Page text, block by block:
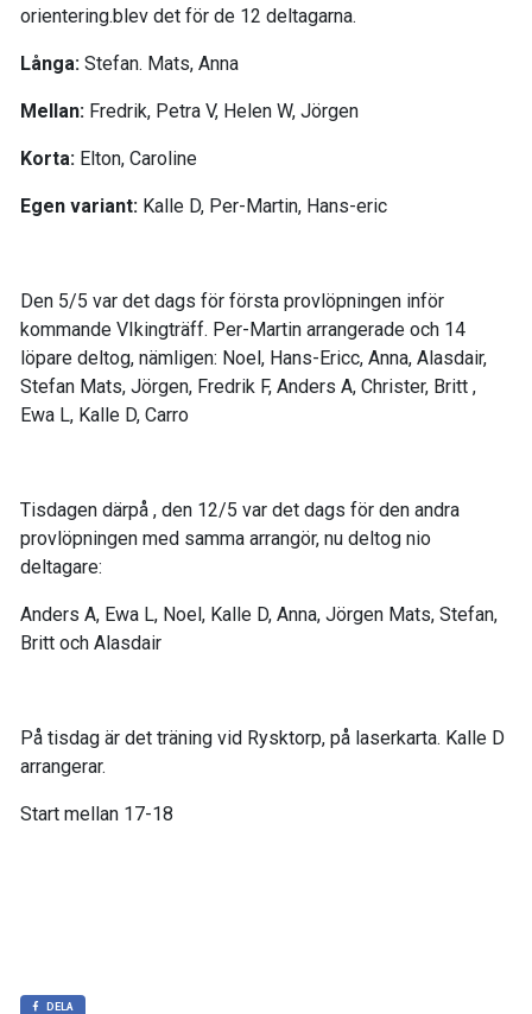
orientering.blev det för de 12 deltagarna.
Långa: Stefan. Mats, Anna
Mellan: Fredrik, Petra V, Helen W, Jörgen
Korta: Elton, Caroline
Egen variant: Kalle D, Per-Martin, Hans-eric
Den 5/5 var det dags för första provlöpningen inför
kommande VIkingträff. Per-Martin arrangerade och 14
löpare deltog, nämligen: Noel, Hans-Ericc, Anna, Alasdair,
Stefan Mats, Jörgen, Fredrik F, Anders A, Christer, Britt ,
Ewa L, Kalle D, Carro
Tisdagen därpå , den 12/5 var det dags för den andra
provlöpningen med samma arrangör, nu deltog nio
deltagare:
Anders A, Ewa L, Noel, Kalle D, Anna, Jörgen Mats, Stefan,
Britt och Alasdair
På tisdag är det träning vid Rysktorp, på laserkarta. Kalle D
arrangerar.
Start mellan 17-18
DELA